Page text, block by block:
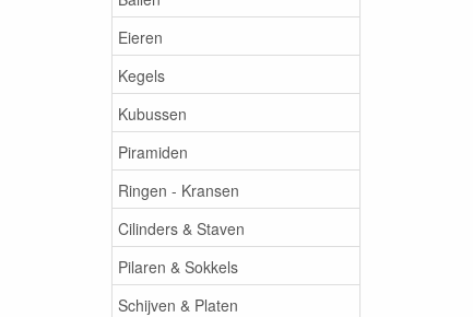
Eieren
Kegels
Kubussen
Piramiden
Ringen - Kransen
Cilinders & Staven
Pilaren & Sokkels
Schijven & Platen